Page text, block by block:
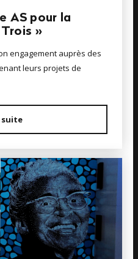
AS pour la
»
engagement auprès des
leurs projets de
suite